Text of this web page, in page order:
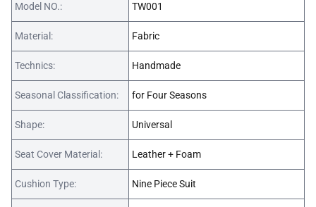
Model NO.: TW001
Material: Fabric
Technics: Handmade
Seasonal Classification: for Four Seasons
Shape: Universal
Seat Cover Material: Leather + Foam
Cushion Type: Nine Piece Suit